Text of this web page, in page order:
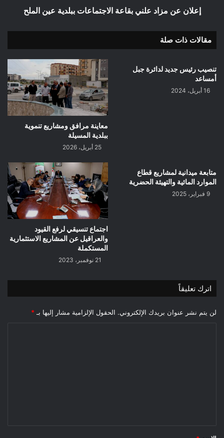
إعلان عن مزاد علني بقاعة الاجتماعات ببلدية عين الملح
مقالات ذات صلة
تنصيب رئيس جديد لدائرة جبل
أمساعد
16 أبريل، 2024
معاينة مرافق ومشاريع تنموية
ببلدية المسيلة
25 أبريل، 2026
متابعة ميدانية لمشاريع قطاع
الموارد المائية والتهيئة الحضرية
9 فبراير، 2025
اجتماع تنسيقي لرفع القيود
والعراقيل عن المشاريع الاستثمارية
المستكملة
21 نوفمبر، 2023
اترك تعليقاً
لن يتم نشر عنوان بريدك الإلكتروني. الحقول الإلزامية مشار إليها بـ *
*